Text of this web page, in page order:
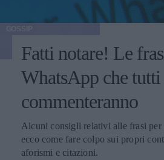
Fatti notare! Le
WhatsApp che tutti
commenteranno
Alcuni consigli relativi alle frasi per
ecco come fare colpo sui propri
aforismi e citazioni.